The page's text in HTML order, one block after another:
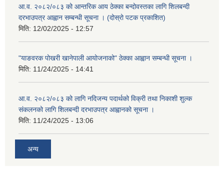
आ.व. २०८२/०८३ को आन्तरिक आय ठेक्का बन्दोवस्तका लागि शिलबन्दी
दरभाउपत्र आह्वान सम्बन्धी सूचना । (दोस्रो पटक प्रकाशित)
मिति: 12/02/2025 - 12:57
"याङवरक पोखरी खानेपाली आयोजनाको" ठेक्का आह्वान सम्बन्धी सूचना ।
मिति: 11/24/2025 - 14:41
आ.व. २०८२/०८३ को लागि नदिजन्य पदार्थको विक्री तथा निकाशी शुल्क
संकलनको लागि शिलबन्दी दरभाउपत्र आह्वानको सूचना ।
मिति: 11/24/2025 - 13:06
अन्य